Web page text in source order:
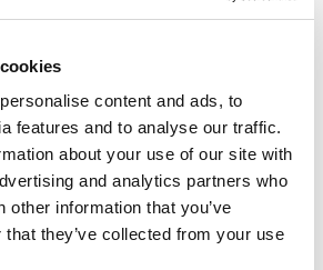
content and ads, to
features and to analyse our traffic.
about your use of our site with
and analytics partners who
other information that you’ve
they’ve collected from your use
Ha superato diversi colloqui
quali gli è stato offerto uno
di benefit (falsi)
In pratica, gli è stata
non poteva rifiutare.
nella casella e-mail dello
forma di un documento pdf che